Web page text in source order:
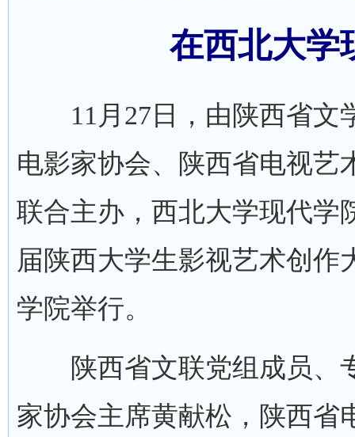
在西北大学
11月27日，由陕西省文
电影家协会、陕西省电视艺
联合主办，西北大学现代学
届陕西大学生影视艺术创作
学院举行。
陕西省文联党组成员、
家协会主席黄献松，陕西省